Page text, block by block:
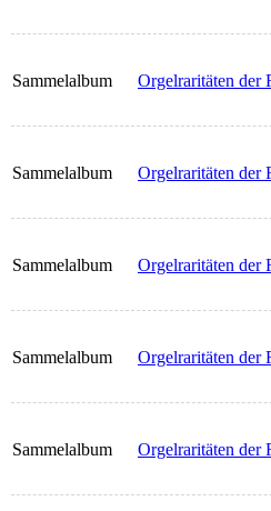
Sammelalbum Orgelraritäten der
Sammelalbum Orgelraritäten der
Sammelalbum Orgelraritäten der
Sammelalbum Orgelraritäten der
Sammelalbum Orgelraritäten der